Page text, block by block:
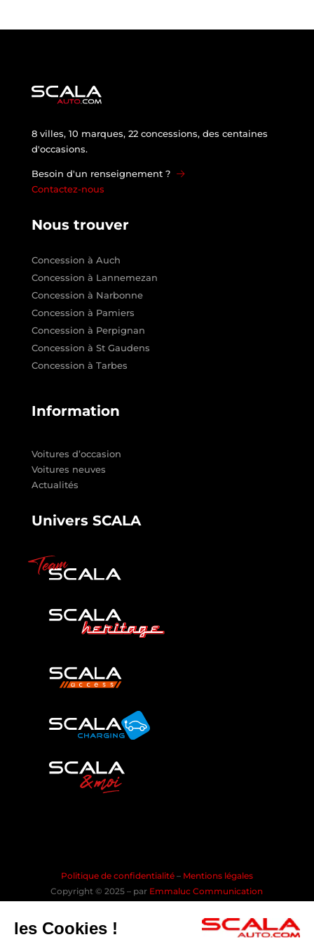
8 villes, 10 marques, 22 concessions, des centaines
d'occasions.
Besoin d'un renseignement ?
Contactez-nous
Nous trouver
Concession à Auch
Concession à Lannemezan
Concession à Narbonne
Concession à Pamiers
Concession à Perpignan
Concession à St Gaudens
Concession à Tarbes
Information
Voitures d’occasion
Voitures neuves
Actualités
Univers SCALA
Politique de confidentialité – Mentions légales
Copyright © 2025 – par Emmaluc Communication
les Cookies !